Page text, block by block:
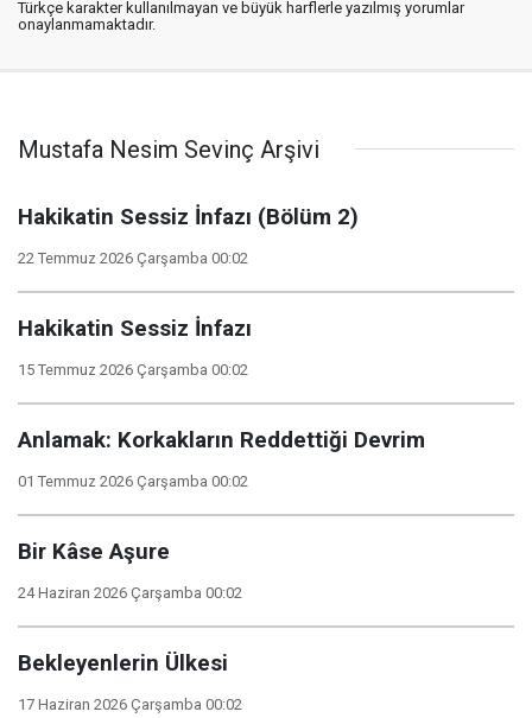
Türkçe karakter kullanılmayan ve büyük harflerle yazılmış yorumlar
onaylanmamaktadır.
Mustafa Nesim Sevinç Arşivi
Hakikatin Sessiz İnfazı (Bölüm 2)
22 Temmuz 2026 Çarşamba 00:02
Hakikatin Sessiz İnfazı
15 Temmuz 2026 Çarşamba 00:02
Anlamak: Korkakların Reddettiği Devrim
01 Temmuz 2026 Çarşamba 00:02
Bir Kâse Aşure
24 Haziran 2026 Çarşamba 00:02
Bekleyenlerin Ülkesi
17 Haziran 2026 Çarşamba 00:02